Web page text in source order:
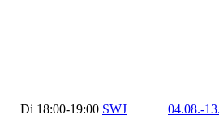
Di 18:00-19:00 SWJ 04.08.-